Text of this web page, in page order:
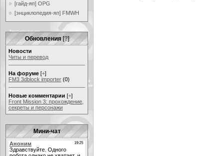
[гайд-яп] OPG
[энциклопедия-яп] FMWH
Обновления [?]
Новости
Читы и перевод
На форуме [+]
FM3 3dblock importer (0)
Новые комментарии [+]
Front Mission 3: прохождение,
секреты и персонажи
Мини-чат